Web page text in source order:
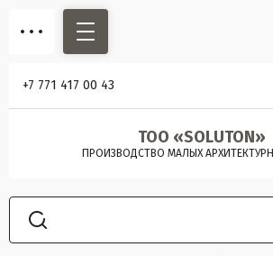
+7 771 417 00 43
ТОО «SOLUTON»
ПРОИЗВОДСТВО МАЛЫХ